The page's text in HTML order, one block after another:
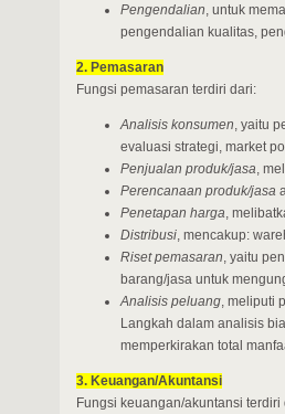
Pengendalian , untuk
pengendalian kualitas,
2. Pemasaran
Fungsi pemasaran terdiri dari:
Analisis konsumen , yaitu
evaluasi strategi, market
Penjualan produk/jasa ,
Perencanaan produk/jasa
Penetapan harga ,
Distribusi , mencakup:
Riset pemasaran , yaitu
barang/jasa untuk
Analisis peluang , meliputi
Langkah dalam analisis
memperkirakan total
3. Keuangan/Akuntansi
Fungsi keuangan/akuntansi